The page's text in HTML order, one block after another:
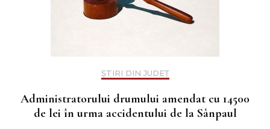
ȘTIRI DIN JUDEȚ
Administratorului drumului amendat cu 14500
de lei în urma accidentului de la Sânpaul